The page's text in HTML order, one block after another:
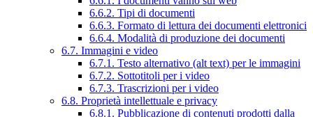
6.6.2. Tipi di documenti
6.6.3. Formato di lettura dei documenti elettronici
6.6.4. Modalità di produzione dei documenti
6.7. Immagini e video
6.7.1. Testo alternativo (alt text) per le immagini
6.7.2. Sottotitoli per i video
6.7.3. Trascrizioni per i video
6.8. Proprietà intellettuale e privacy
6.8.1. Pubblicazione di contenuti prodotti dalla